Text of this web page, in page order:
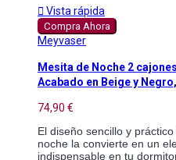
 Vista rápida
Compra Ahora
Meyvaser
Mesita de Noche 2
Acabado en Beige y
74,90 €
El diseño sencillo y
noche la convierte en un
indispensable en tu